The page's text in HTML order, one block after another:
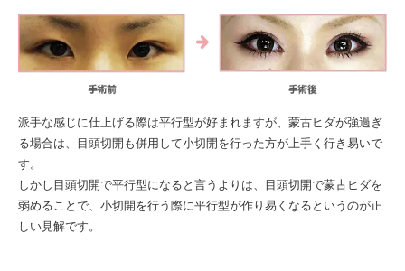
派手な感じに仕上げる際は平行型が好まれますが、蒙古ヒダが強過ぎ
る場合は、目頭切開も併用して小切開を行った方が上手く行き易いで
す。
しかし目頭切開で平行型になると言うよりは、目頭切開で蒙古ヒダを
弱めることで、小切開を行う際に平行型が作り易くなるというのが正
しい見解です。